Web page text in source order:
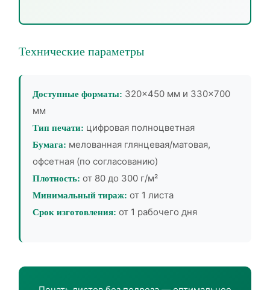
Технические параметры
Доступные форматы: 320×450 мм и 330×700
мм
Тип печати: цифровая полноцветная
Бумага: мелованная глянцевая/матовая,
офсетная (по согласованию)
Плотность: от 80 до 300 г/м²
Минимальный тираж: от 1 листа
Срок изготовления: от 1 рабочего дня